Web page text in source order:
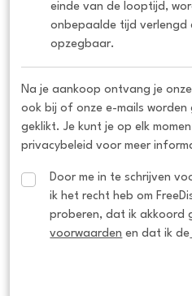
einde van de looptijd,
onbepaalde tijd verlengd
opzegbaar.
Na je aankoop ontvang je
ook bij of onze e-mails
geklikt. Je kunt je op elk
privacybeleid voor meer
Door me in te schrijven
ik het recht heb om
proberen, dat ik akkoord
voorwaarden en dat ik de